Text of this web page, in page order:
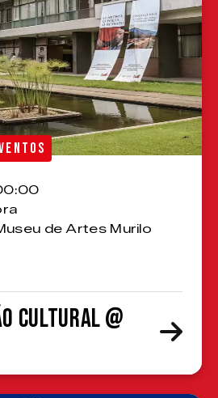
de Artes Murilo
cultural @